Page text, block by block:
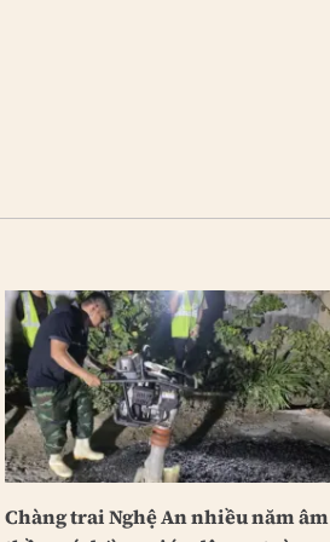
Chàng trai Nghệ An nhiều năm âm